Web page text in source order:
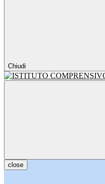
Chiudi
close